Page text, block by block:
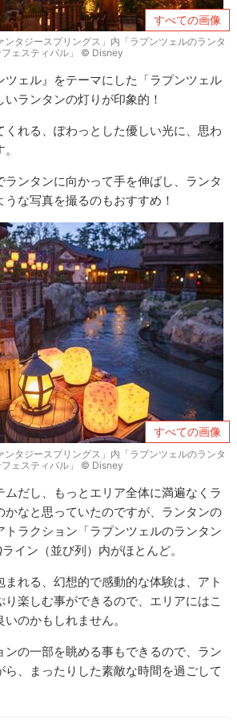
すべての画像
タジースプリングス」内「ラプンツェルのランタ
フェスティバル」 © Disney
ツェル』をテーマにした「ラプンツェル
ランタンの灯りが印象的！
くれる、ぽわっとした優しい光に、思わ
ランタンに向かって手を伸ばし、ランタ
な写真を撮るのもおすすめ！
すべての画像
タジースプリングス」内「ラプンツェルのランタ
フェスティバル」 © Disney
だし、もっとエリア全体に満遍なくラ
かなと思っていたのですが、ランタンの
トラクション「ラプンツェルのランタン
イン（並び列）内がほとんど。
まれる、幻想的で感動的な体験は、アト
り楽しむ事ができるので、エリアにはこ
のかもしれません。
ンの一部を眺める事もできるので、ラン
ら、まったりした素敵な時間を過ごして